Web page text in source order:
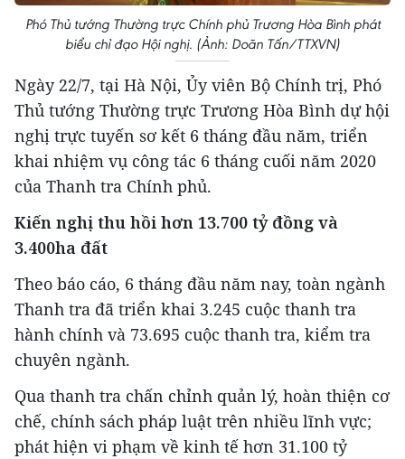
Phó Thủ tướng Thường trực Chính phủ Trương Hòa Bình phát
biểu chỉ đạo Hội nghị. (Ảnh: Doãn Tấn/TTXVN)
Ngày 22/7, tại Hà Nội, Ủy viên Bộ Chính trị, Phó
Thủ tướng Thường trực Trương Hòa Bình dự hội
nghị trực tuyến sơ kết 6 tháng đầu năm, triển
khai nhiệm vụ công tác 6 tháng cuối năm 2020
của Thanh tra Chính phủ.
Kiến nghị thu hồi hơn 13.700 tỷ đồng và
3.400ha đất
Theo báo cáo, 6 tháng đầu năm nay, toàn ngành
Thanh tra đã triển khai 3.245 cuộc thanh tra
hành chính và 73.695 cuộc thanh tra, kiểm tra
chuyên ngành.
Qua thanh tra chấn chỉnh quản lý, hoàn thiện cơ
chế, chính sách pháp luật trên nhiều lĩnh vực;
phát hiện vi phạm về kinh tế hơn 31.100 tỷ